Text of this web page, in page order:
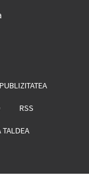
PUBLIZITATEA
RSS
TALDEA